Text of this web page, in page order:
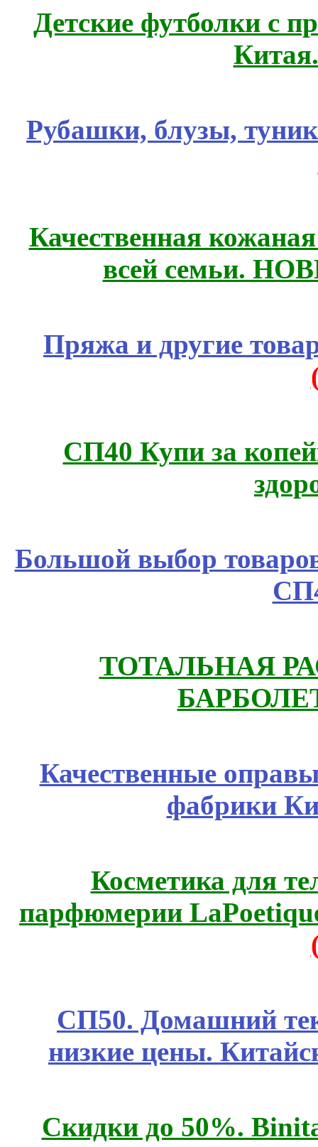
Детские футболки с
Рубашки, блузы,
Качественная
всей семьи.
Пряжа и другие
СП40 Купи за
Большой выбор
ТОТАЛЬНАЯ
Качественные
фабрики
Косметика для
парфюмерии
СП50. Домашний
низкие цены.
Скидки до 50%.